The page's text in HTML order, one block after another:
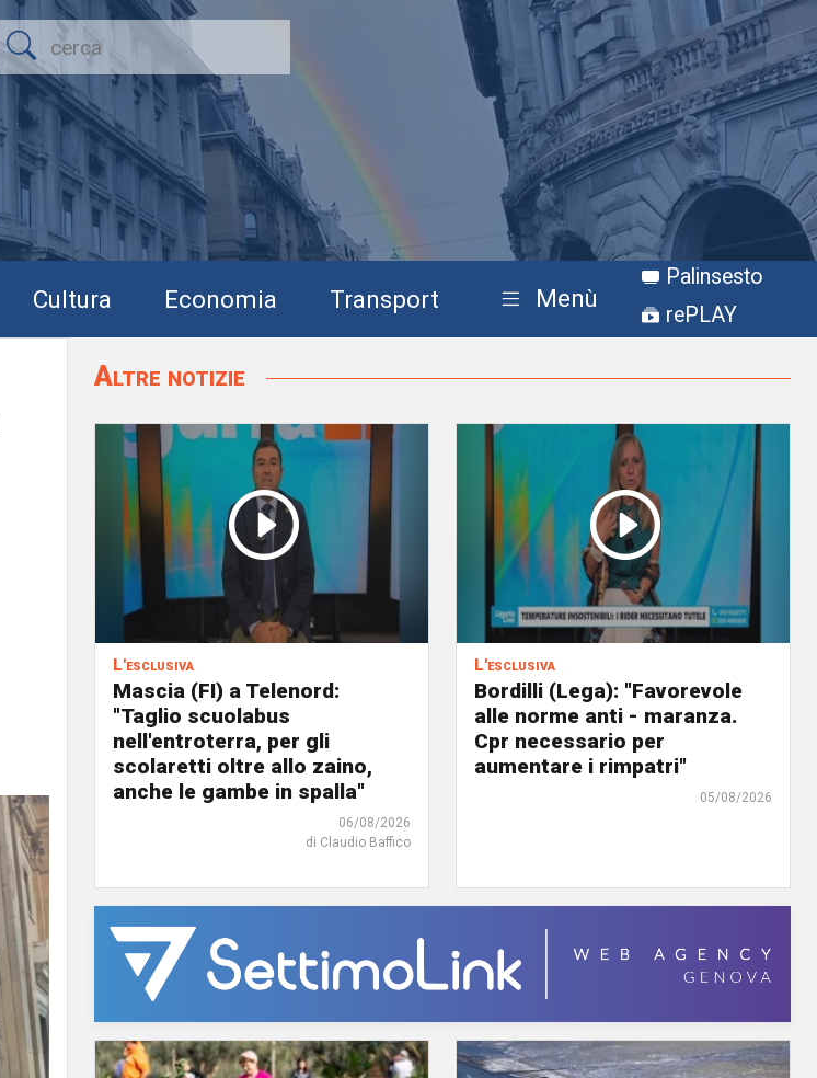
Cultura Economia Transport Menù
Palinsesto
rePLAY
Altre notizie
L'esclusiva
Mascia (FI) a Telenord:
"Taglio scuolabus
nell'entroterra, per gli
scolaretti oltre allo zaino,
anche le gambe in spalla"
06/08/2026
di Claudio Baffico
L'esclusiva
Bordilli (Lega): "Favorevole
alle norme anti - maranza.
Cpr necessario per
aumentare i rimpatri"
05/08/2026